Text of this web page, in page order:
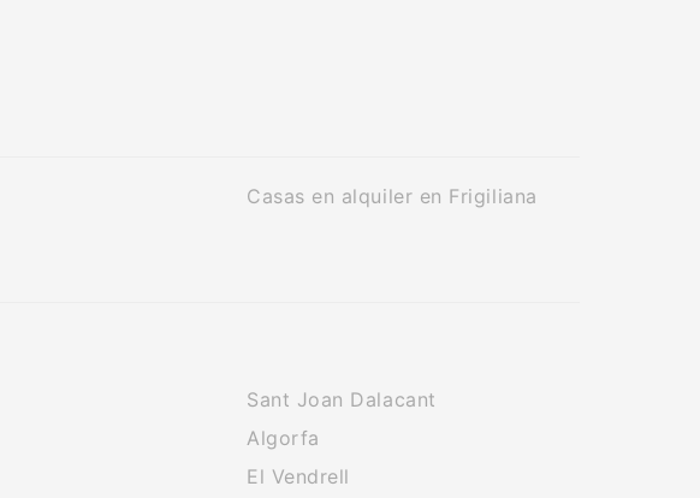
Casas en alquiler en Frigiliana
Sant Joan Dalacant
Algorfa
El Vendrell